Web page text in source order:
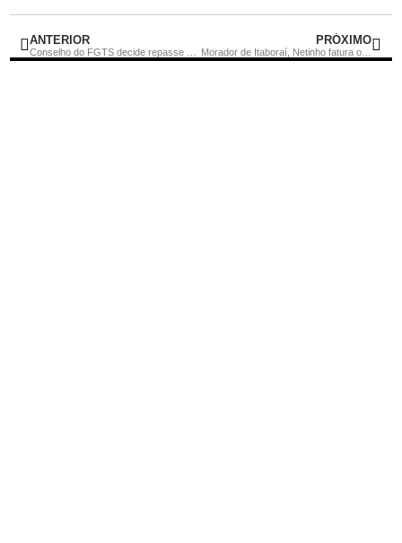
ANTERIOR PRÓXIMO
Morador de Itaboraí, Netinho fatura o bronze no taekwondo